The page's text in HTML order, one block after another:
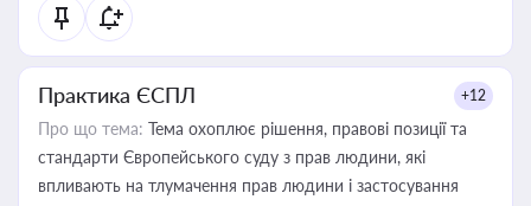
Практика ЄСПЛ +12
Про що тема: Тема охоплює рішення, правові позиції та
стандарти Європейського суду з прав людини, які
впливають на тлумачення прав людини і застосування